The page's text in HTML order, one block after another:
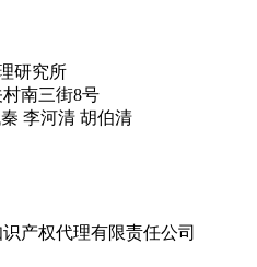
研究所
南三街8号
李河清 胡伯清
产权代理有限责任公司